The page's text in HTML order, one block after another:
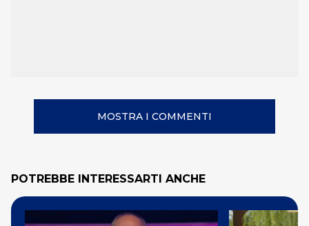
MOSTRA I COMMENTI
POTREBBE INTERESSARTI ANCHE